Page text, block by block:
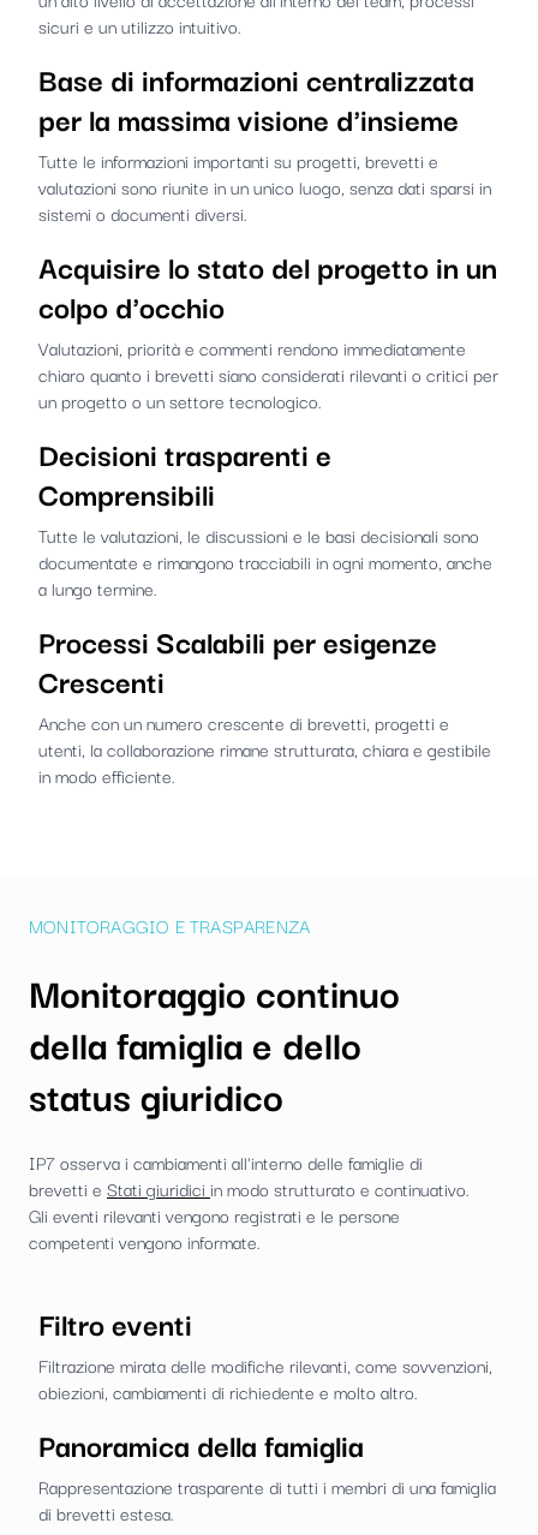
sicuri e un utilizzo intuitivo.
Base di informazioni centralizzata
per la massima visione d'insieme
Tutte le informazioni importanti su progetti, brevetti e
valutazioni sono riunite in un unico luogo, senza dati sparsi in
sistemi o documenti diversi.
Acquisire lo stato del progetto in un
colpo d'occhio
Valutazioni, priorità e commenti rendono immediatamente
chiaro quanto i brevetti siano considerati rilevanti o critici per
un progetto o un settore tecnologico.
Decisioni trasparenti e
Comprensibili
Tutte le valutazioni, le discussioni e le basi decisionali sono
documentate e rimangono tracciabili in ogni momento, anche
a lungo termine.
Processi Scalabili per esigenze
Crescenti
Anche con un numero crescente di brevetti, progetti e
utenti, la collaborazione rimane strutturata, chiara e gestibile
in modo efficiente.
MONITORAGGIO E TRASPARENZA
Monitoraggio continuo
della famiglia e dello
status giuridico
IP7 osserva i cambiamenti all'interno delle famiglie di
brevetti e Stati giuridici in modo strutturato e continuativo.
Gli eventi rilevanti vengono registrati e le persone
competenti vengono informate.
Filtro eventi
Filtrazione mirata delle modifiche rilevanti, come sovvenzioni,
obiezioni, cambiamenti di richiedente e molto altro.
Panoramica della famiglia
Rappresentazione trasparente di tutti i membri di una famiglia
di brevetti estesa.